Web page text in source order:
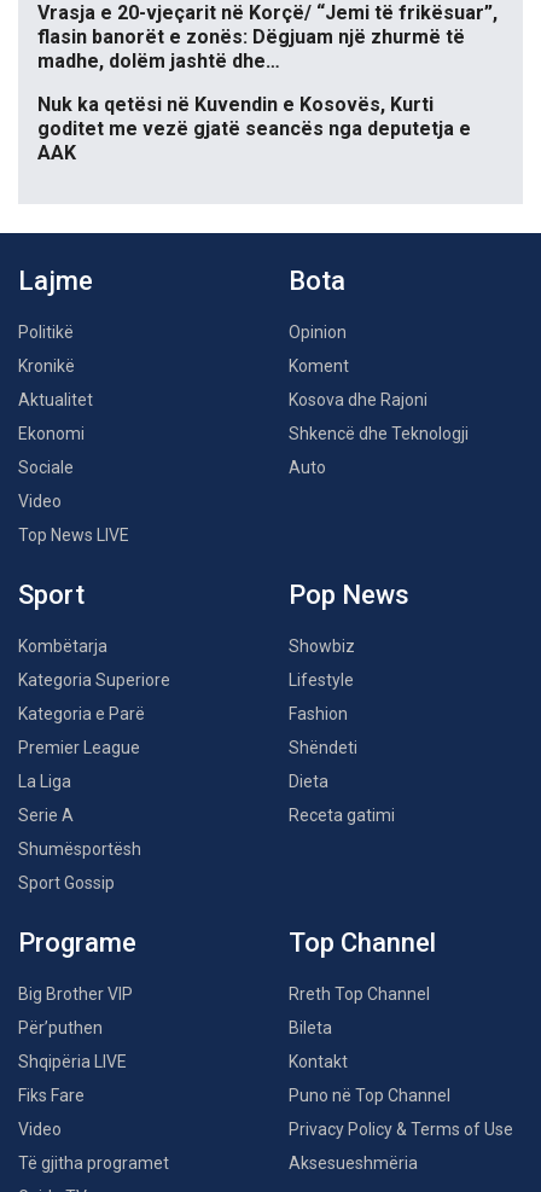
Vrasja e 20-vjeçarit në Korçë/ “Jemi të frikësuar”,
flasin banorët e zonës: Dëgjuam një zhurmë të
madhe, dolëm jashtë dhe…
Nuk ka qetësi në Kuvendin e Kosovës, Kurti
goditet me vezë gjatë seancës nga deputetja e
AAK
Lajme
Politikë
Kronikë
Aktualitet
Ekonomi
Sociale
Video
Top News LIVE
Bota
Opinion
Koment
Kosova dhe Rajoni
Shkencë dhe Teknologji
Auto
Sport
Kombëtarja
Kategoria Superiore
Kategoria e Parë
Premier League
La Liga
Serie A
Shumësportësh
Sport Gossip
Pop News
Showbiz
Lifestyle
Fashion
Shëndeti
Dieta
Receta gatimi
Programe
Big Brother VIP
Për’puthen
Shqipëria LIVE
Fiks Fare
Video
Të gjitha programet
Top Channel
Rreth Top Channel
Bileta
Kontakt
Puno në Top Channel
Privacy Policy & Terms of Use
Aksesueshmëria